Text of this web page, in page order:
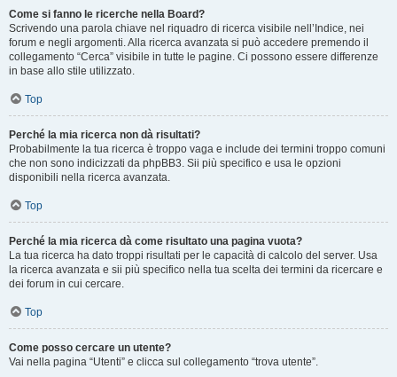
Come si fanno le ricerche nella Board?
Scrivendo una parola chiave nel riquadro di ricerca visibile nell’Indice, nei
forum e negli argomenti. Alla ricerca avanzata si può accedere premendo il
collegamento “Cerca” visibile in tutte le pagine. Ci possono essere differenze
in base allo stile utilizzato.
Top
Perché la mia ricerca non dà risultati?
Probabilmente la tua ricerca è troppo vaga e include dei termini troppo comuni
che non sono indicizzati da phpBB3. Sii più specifico e usa le opzioni
disponibili nella ricerca avanzata.
Top
Perché la mia ricerca dà come risultato una pagina vuota?
La tua ricerca ha dato troppi risultati per le capacità di calcolo del server. Usa
la ricerca avanzata e sii più specifico nella tua scelta dei termini da ricercare e
dei forum in cui cercare.
Top
Come posso cercare un utente?
Vai nella pagina “Utenti” e clicca sul collegamento “trova utente”.